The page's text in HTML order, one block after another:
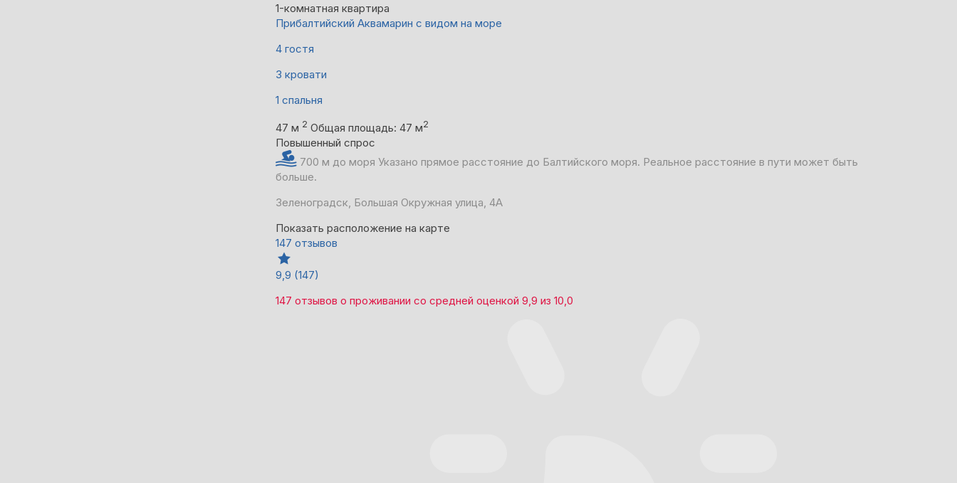
1-комнатная квартира
Прибалтийский Аквамарин с видом на море
4 гостя
3 кровати
1 спальня
47 м 2 Общая площадь: 47 м2
Повышенный спрос
700 м до моря Указано прямое расстояние до Балтийского моря. Реальное расстояние в пути может быть
больше.
Зеленоградск, Большая Окружная улица, 4А
Показать расположение на карте
147 отзывов
9,9 (147)
147 отзывов о проживании со средней оценкой 9,9 из 10,0